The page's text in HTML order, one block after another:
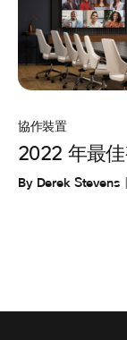
協作裝置
2022 年最
By Derek Stevens